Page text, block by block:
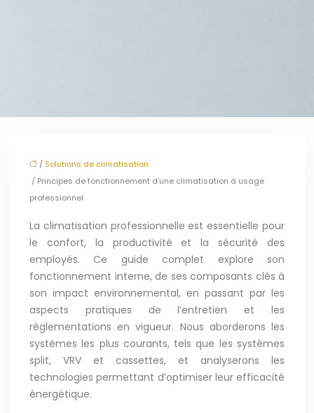
/ Solutions de climatisation
/ Principes de fonctionnement d’une climatisation à usage
professionnel
La climatisation professionnelle est essentielle pour
le confort, la productivité et la sécurité des
employés. Ce guide complet explore son
fonctionnement interne, de ses composants clés à
son impact environnemental, en passant par les
aspects pratiques de l’entretien et les
réglementations en vigueur. Nous aborderons les
systèmes les plus courants, tels que les systèmes
split, VRV et cassettes, et analyserons les
technologies permettant d’optimiser leur efficacité
énergétique.